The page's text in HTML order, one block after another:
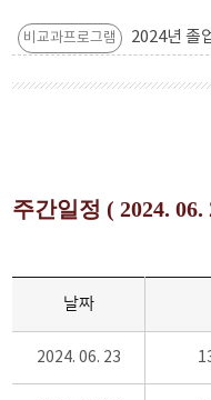
비교과프로그램 2024년 졸
주간일정 ( 2024. 06.
날짜
2024. 06. 23